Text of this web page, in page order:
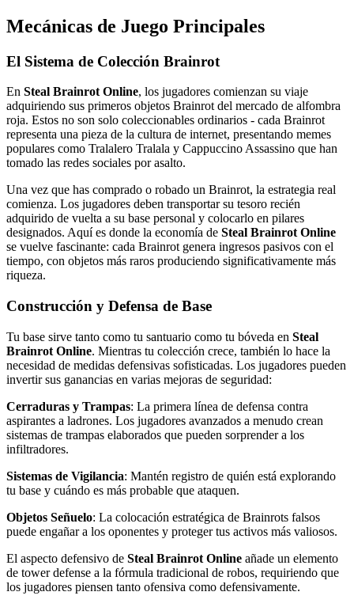
Mecánicas de Juego Principales
El Sistema de Colección Brainrot
En Steal Brainrot Online, los jugadores comienzan su viaje
adquiriendo sus primeros objetos Brainrot del mercado de alfombra
roja. Estos no son solo coleccionables ordinarios - cada Brainrot
representa una pieza de la cultura de internet, presentando memes
populares como Tralalero Tralala y Cappuccino Assassino que han
tomado las redes sociales por asalto.
Una vez que has comprado o robado un Brainrot, la estrategia real
comienza. Los jugadores deben transportar su tesoro recién
adquirido de vuelta a su base personal y colocarlo en pilares
designados. Aquí es donde la economía de Steal Brainrot Online
se vuelve fascinante: cada Brainrot genera ingresos pasivos con el
tiempo, con objetos más raros produciendo significativamente más
riqueza.
Construcción y Defensa de Base
Tu base sirve tanto como tu santuario como tu bóveda en Steal
Brainrot Online. Mientras tu colección crece, también lo hace la
necesidad de medidas defensivas sofisticadas. Los jugadores pueden
invertir sus ganancias en varias mejoras de seguridad:
Cerraduras y Trampas: La primera línea de defensa contra
aspirantes a ladrones. Los jugadores avanzados a menudo crean
sistemas de trampas elaborados que pueden sorprender a los
infiltradores.
Sistemas de Vigilancia: Mantén registro de quién está explorando
tu base y cuándo es más probable que ataquen.
Objetos Señuelo: La colocación estratégica de Brainrots falsos
puede engañar a los oponentes y proteger tus activos más valiosos.
El aspecto defensivo de Steal Brainrot Online añade un elemento
de tower defense a la fórmula tradicional de robos, requiriendo que
los jugadores piensen tanto ofensiva como defensivamente.